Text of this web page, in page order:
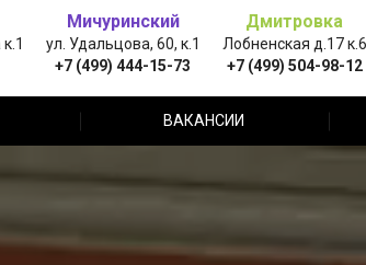
Мичуринский
ул. Удальцова, 60, к.1
+7 (499) 444-15-73
Дмитровка
Лобненская д.17 к.6
+7 (499) 504-98-12
ВАКАНСИИ